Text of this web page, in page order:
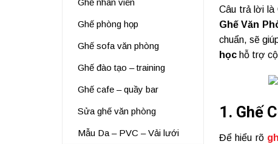
Ghế nhân viên
Ghế phòng họp
Ghế sofa văn phòng
Ghế đào tạo – training
Ghế cafe – quầy bar
Sửa ghế văn phòng
Mẫu Da – PVC – Vải lưới
Câu trả lời là
Ghế Văn
chuẩn, sẽ
học hỗ trợ
1. Ghế
Để hiểu rõ